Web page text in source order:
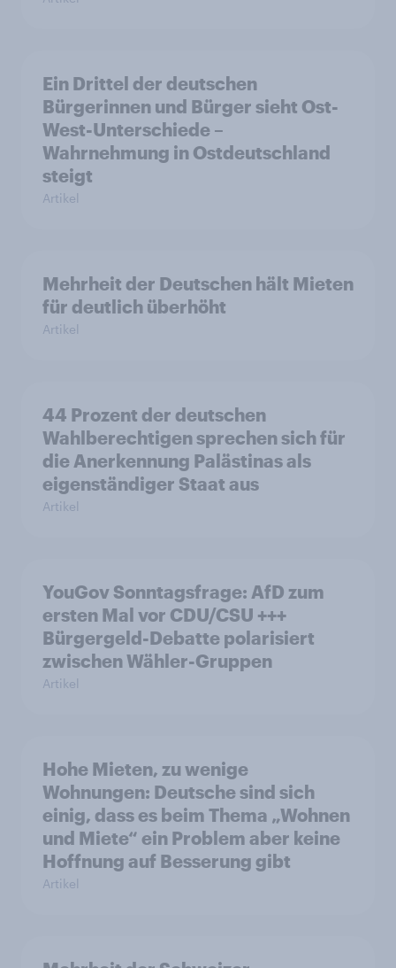
Ein Drittel der deutschen
Bürgerinnen und Bürger sieht Ost-
West-Unterschiede –
Wahrnehmung in Ostdeutschland
steigt
Artikel
Mehrheit der Deutschen hält Mieten
für deutlich überhöht
Artikel
44 Prozent der deutschen
Wahlberechtigen sprechen sich für
die Anerkennung Palästinas als
eigenständiger Staat aus
Artikel
YouGov Sonntagsfrage: AfD zum
ersten Mal vor CDU/CSU +++
Bürgergeld-Debatte polarisiert
zwischen Wähler-Gruppen
Artikel
Hohe Mieten, zu wenige
Wohnungen: Deutsche sind sich
einig, dass es beim Thema „Wohnen
und Miete“ ein Problem aber keine
Hoffnung auf Besserung gibt
Artikel